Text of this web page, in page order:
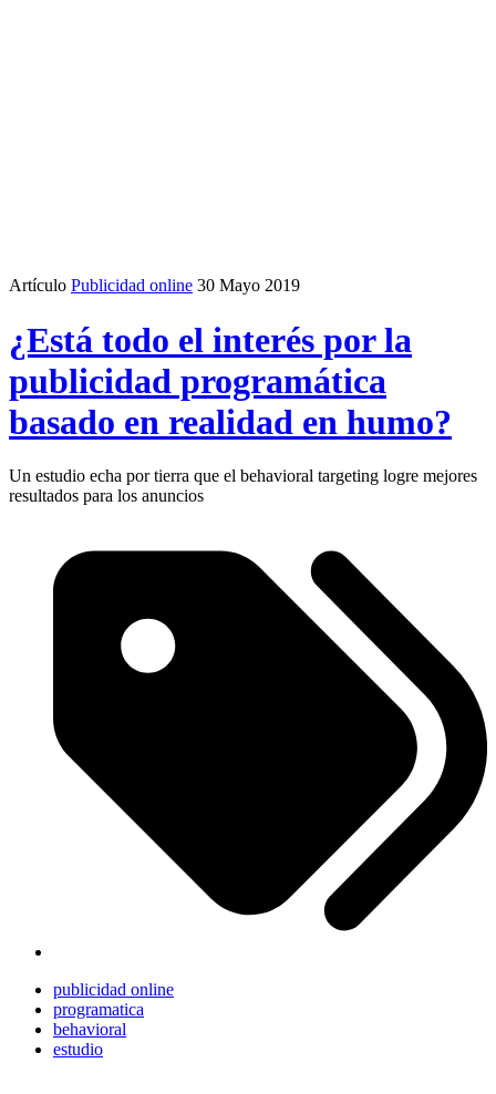
Artículo Publicidad online 30 Mayo 2019
¿Está todo el interés por la
publicidad programática
basado en realidad en humo?
Un estudio echa por tierra que el behavioral targeting logre mejores
resultados para los anuncios
publicidad online
programatica
behavioral
estudio